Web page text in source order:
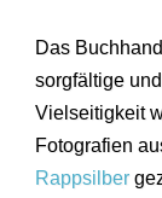
Das
sorgfältige
Vielseitigkeit
Fotografien
Rappsilber